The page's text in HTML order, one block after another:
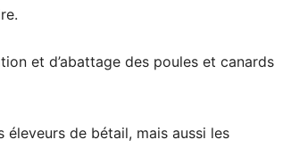
et d’abattage des poules et canards
de bétail, mais aussi les